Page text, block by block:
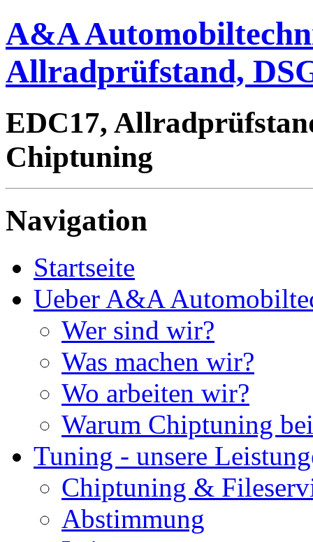
A&A
Allradprüfstand,
EDC17,
Chiptuning
Navigation
Startseite
Ueber A&A
Wer sind wir?
Was machen wir?
Wo arbeiten wir?
Warum Chiptuning
Tuning - unsere
Chiptuning &
Abstimmung